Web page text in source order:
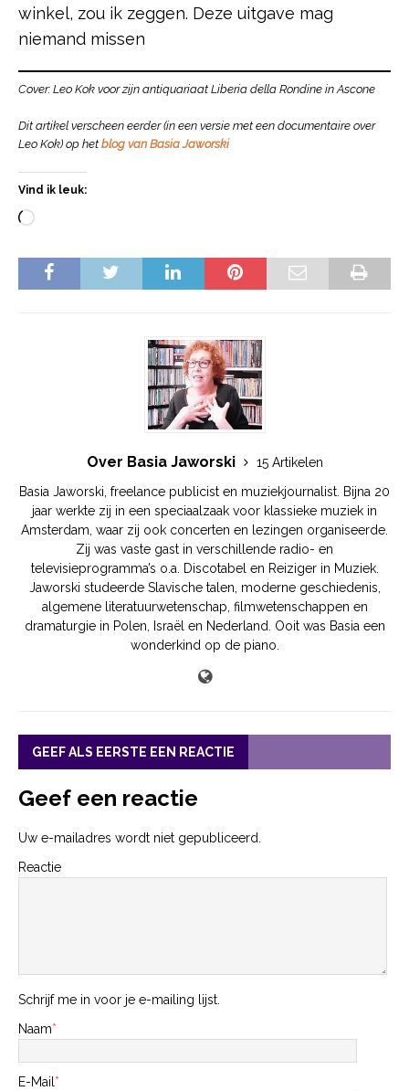
winkel, zou ik zeggen. Deze uitgave mag
niemand missen
Cover: Leo Kok voor zijn antiquariaat Liberia della Rondine in Ascone
Dit artikel verscheen eerder (in een versie met een documentaire over
Leo Kok) op hetblog van Basia Jaworski
Vind ik leuk:
Over Basia Jaworski
15 Artikelen
Basia Jaworski, freelance publicist en muziekjournalist. Bijna 20
jaar werkte zij in een speciaalzaak voor klassieke muziek in
Amsterdam, waar zij ook concerten en lezingen organiseerde.
Zij was vaste gast in verschillende radio- en
televisieprogramma’s o.a. Discotabel en Reiziger in Muziek.
Jaworski studeerde Slavische talen, moderne geschiedenis,
algemene literatuurwetenschap, filmwetenschappen en
dramaturgie in Polen, Israël en Nederland. Ooit was Basia een
wonderkind op de piano.
GEEF ALS EERSTE EEN REACTIE
Geef een reactie
Uw e-mailadres wordt niet gepubliceerd.
Reactie
Schrijf me in voor je e-mailing lijst.
Naam*
E-Mail *